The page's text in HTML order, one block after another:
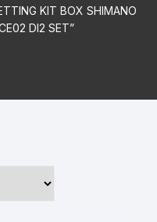
KIT BOX SHIMANO
DI2 SET”